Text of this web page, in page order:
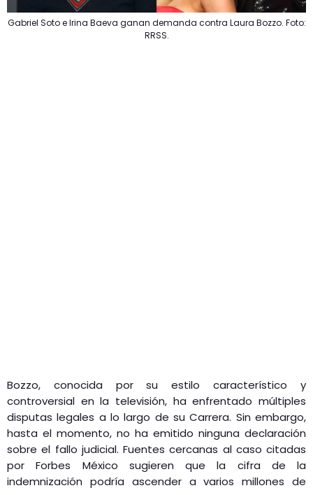
Gabriel Soto e Irina Baeva ganan demanda contra Laura Bozzo. Foto:
RRSS.
Bozzo, conocida por su estilo característico y
controversial en la televisión, ha enfrentado múltiples
disputas legales a lo largo de su Carrera. Sin embargo,
hasta el momento, no ha emitido ninguna declaración
sobre el fallo judicial. Fuentes cercanas al caso citadas
por Forbes México sugieren que la cifra de la
indemnización podría ascender a varios millones de